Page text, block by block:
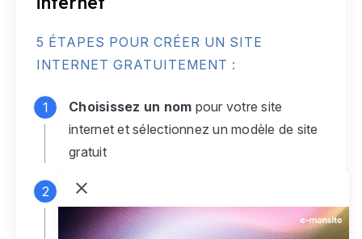
5 ÉTAPES POUR CRÉER UN SITE
INTERNET GRATUITEMENT :
Choisissez un nom pour votre site
internet et sélectionnez un modèle de site
gratuit
Connectez-vous
monsite gratuit pour accéder à votre